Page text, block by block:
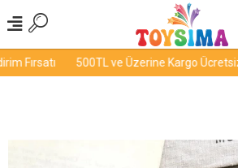
Fırsatı 500TL ve Üzerine Kargo Ücretsiz!